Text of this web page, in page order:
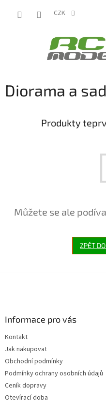
CZK
Diorama a
Produkty
Můžete se ale
ZPĚT
Informace pro vás
Kontakt
Jak nakupovat
Obchodní podmínky
Podmínky ochrany osobních údajů
Ceník dopravy
Otevírací doba